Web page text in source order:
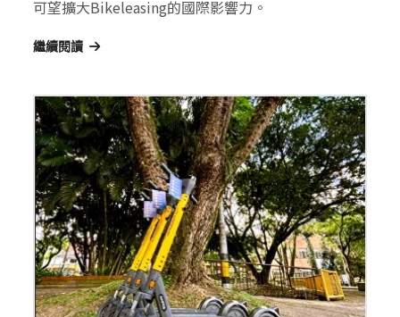
可望擴大Bikeleasing的國際影響力。
繼續閱讀